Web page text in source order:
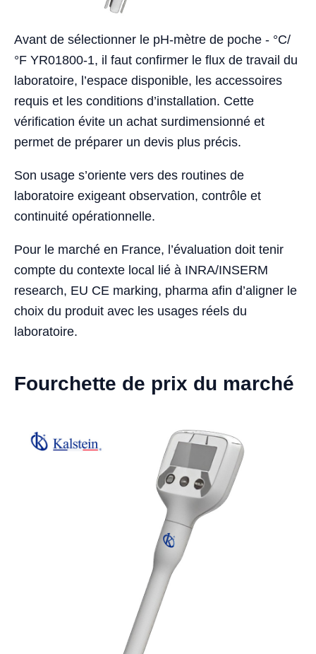
Avant de sélectionner le pH-mètre de poche - °C/
°F YR01800-1, il faut confirmer le flux de travail du
laboratoire, l’espace disponible, les accessoires
requis et les conditions d’installation. Cette
vérification évite un achat surdimensionné et
permet de préparer un devis plus précis.
Son usage s’oriente vers des routines de
laboratoire exigeant observation, contrôle et
continuité opérationnelle.
Pour le marché en France, l’évaluation doit tenir
compte du contexte local lié à INRA/INSERM
research, EU CE marking, pharma afin d’aligner le
choix du produit avec les usages réels du
laboratoire.
Fourchette de prix du marché